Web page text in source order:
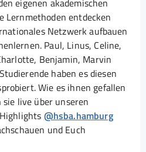
eigenen akademischen
Lernmethoden entdecken
Netzwerk aufbauen
Paul, Linus, Celine,
Benjamin, Marvin
haben es diesen
Wie es ihnen gefallen
live über unseren
@hsba.hamburg
und Euch